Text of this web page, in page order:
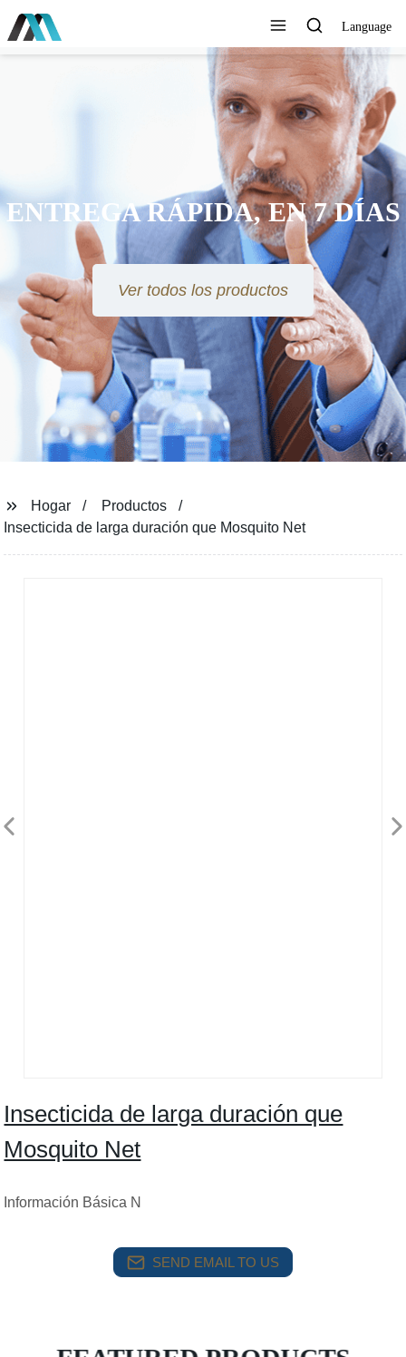
Language
ENTREGA RÁPIDA, EN 7 DÍAS
Ver todos los productos
Hogar
Productos
Insecticida de larga duración que Mosquito Net
Insecticida de larga duración que
Mosquito Net
Información Básica N
SEND EMAIL TO US